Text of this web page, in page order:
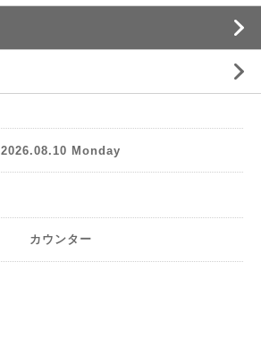
2026.08.10 Monday
カウンター